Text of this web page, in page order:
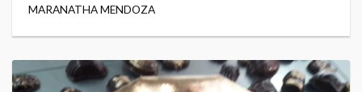
MARANATHA MENDOZA